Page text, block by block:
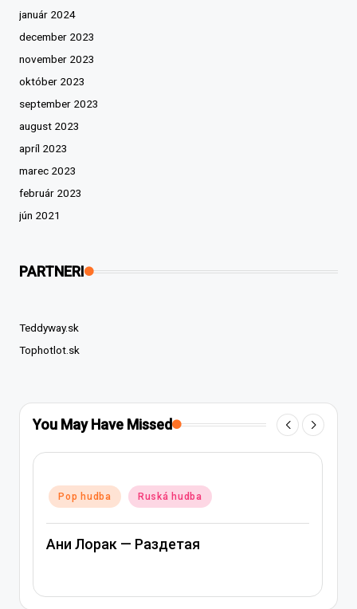
január 2024
december 2023
november 2023
október 2023
september 2023
august 2023
apríl 2023
marec 2023
február 2023
jún 2021
PARTNERI
Teddyway.sk
Tophotlot.sk
You May Have Missed
Posted
in
Pop hudba Ruská hudba
Ани Лорак — Раздетая